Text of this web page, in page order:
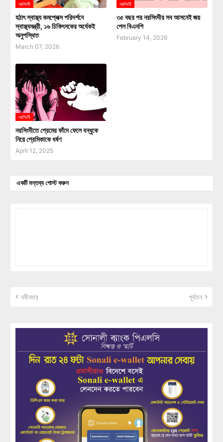
নরসিংদী
হঠাৎ স্বাস্থ্য কমপ্লেক্স পরিদর্শনে
স্বাস্থ্যমন্ত্রী, ১৬ চিকিৎসকের অর্ধেকই
অনুপস্থিত
March 07, 2026
নরসিংদী
৩৫ বছর পর নরসিংদীর সব আসনেই জয়
পেল বিএনপি
February 14, 2026
নরসিংদী
নরসিংদীতে প্রেমের ফাঁদে ফেলে বন্ধুকে
নিয়ে প্রেমিকাকে ধর্ষণ
April 12, 2025
একটি মন্তব্য পোস্ট করুন
নবীনতর পূর্বতন